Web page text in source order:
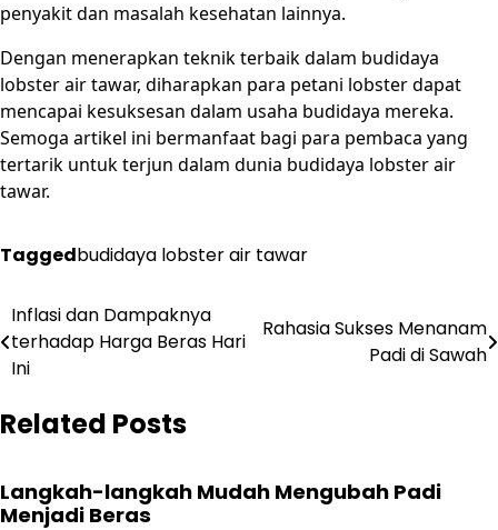
penyakit dan masalah kesehatan lainnya.
Dengan menerapkan teknik terbaik dalam budidaya
lobster air tawar, diharapkan para petani lobster dapat
mencapai kesuksesan dalam usaha budidaya mereka.
Semoga artikel ini bermanfaat bagi para pembaca yang
tertarik untuk terjun dalam dunia budidaya lobster air
tawar.
Taggedbudidaya lobster air tawar
Post
navigation
Inflasi dan Dampaknya
terhadap Harga Beras Hari
Ini
Rahasia Sukses Menanam
Padi di Sawah
Related Posts
Langkah-langkah Mudah Mengubah Padi
Menjadi Beras